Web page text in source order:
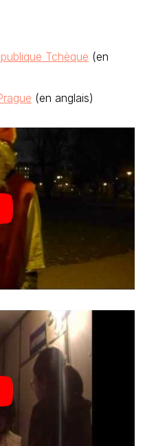
Tchèque (en
(en anglais)